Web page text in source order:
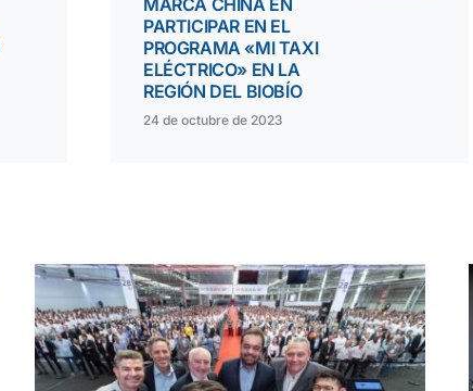
MARCA CHINA EN
PARTICIPAR EN EL
PROGRAMA «MI TAXI
ELÉCTRICO» EN LA
REGIÓN DEL BIOBÍO
24 de octubre de 2023